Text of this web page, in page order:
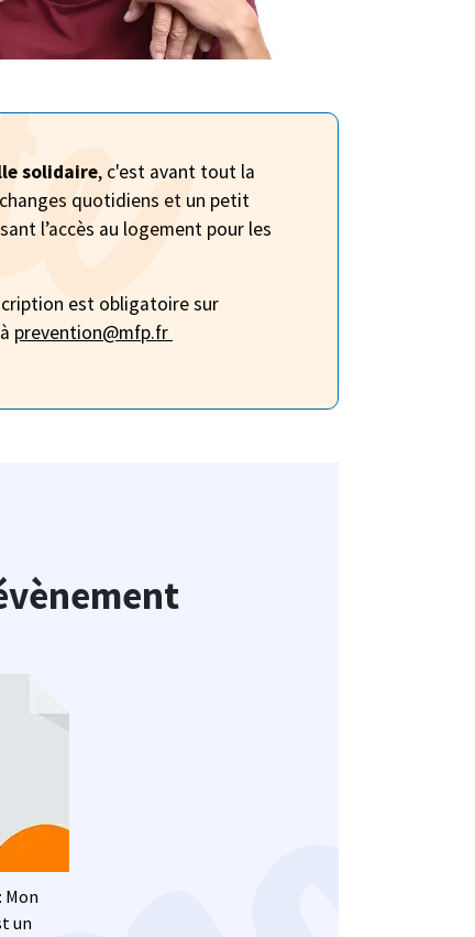
solidaire, c'est avant tout la
quotidiens et un petit
l’accès au logement pour les
est obligatoire sur
prevention@mfp.fr
Mon
un